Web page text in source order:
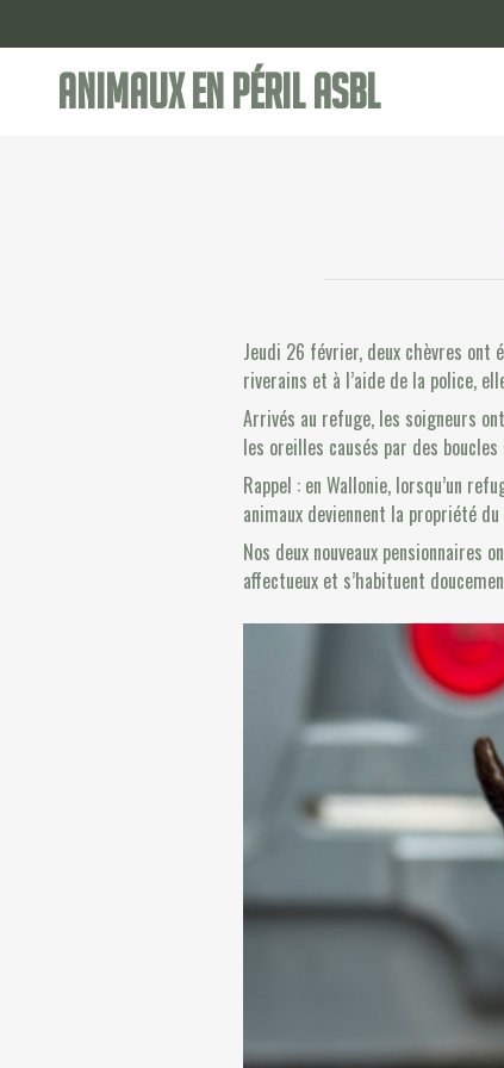
Animaux en Péril ASBL
Jeudi 26 février, deux chèvres ont
riverains et à l’aide de la police,
Arrivés au refuge, les soigneurs
les oreilles causés par des
Rappel : en Wallonie, lorsqu’un
animaux deviennent la propriété
Nos deux nouveaux pensionnaires
affectueux et s’habituent